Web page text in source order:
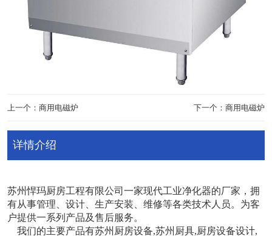
上一个：商用电磁炉 下一个：商用电磁炉
详情介绍
苏州悍玛厨房工程有限公司一家现代工业净化器的厂家，拥
有从事管理、设计、生产安装、维修等各类技术人员。为客
户提供一系列产品及售后服务。
我们的主要产品有苏州厨房设备,苏州厨具,厨房设备设计,